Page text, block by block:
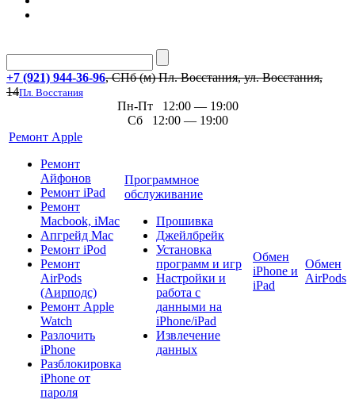
+7 (921) 944-36-96, СПб (м) Пл. Восстания, ул. Восстания,
14Пл. Восстания
Пн-Пт 12:00 — 19:00
Сб 12:00 — 19:00
Ремонт Apple
Ремонт
Айфонов
Ремонт iPad
Ремонт
Macbook, iMac
Апгрейд Mac
Ремонт iPod
Ремонт
AirPods
(Аирподс)
Ремонт Apple
Watch
Разлочить
iPhone
Разблокировка
iPhone от
пароля
Программное
обслуживание
Прошивка
Джейлбрейк
Установка
программ и игр
Настройки и
работа с
данными на
iPhone/iPad
Извлечение
данных
Обмен
iPhone и
iPad
Обмен
AirPods